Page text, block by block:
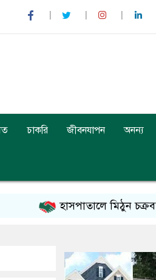
চাকরি জীবনযাপন অনন্য
হাসপাতালে মিঠুন চক্রবর্তী